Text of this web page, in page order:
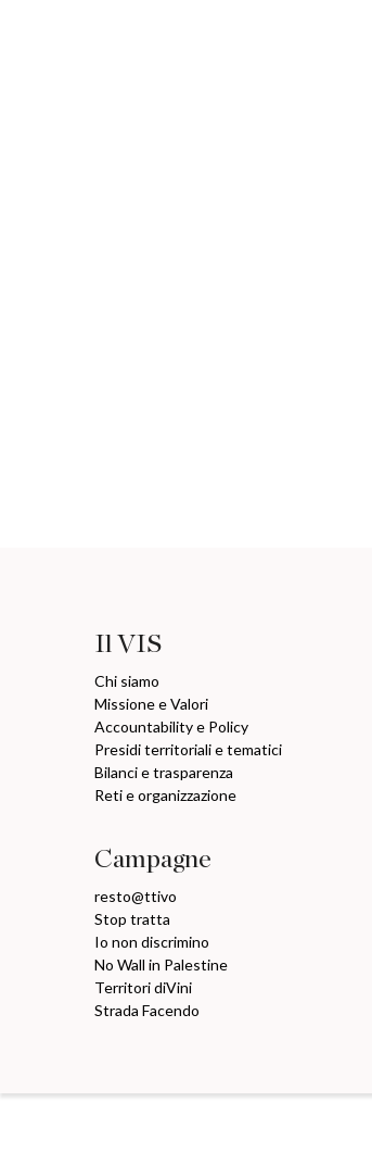
Il VIS
Chi siamo
Missione e Valori
Accountability e Policy
Presidi territoriali e tematici
Bilanci e trasparenza
Reti e organizzazione
Campagne
resto@ttivo
Stop tratta
Io non discrimino
No Wall in Palestine
Territori diVini
Strada Facendo